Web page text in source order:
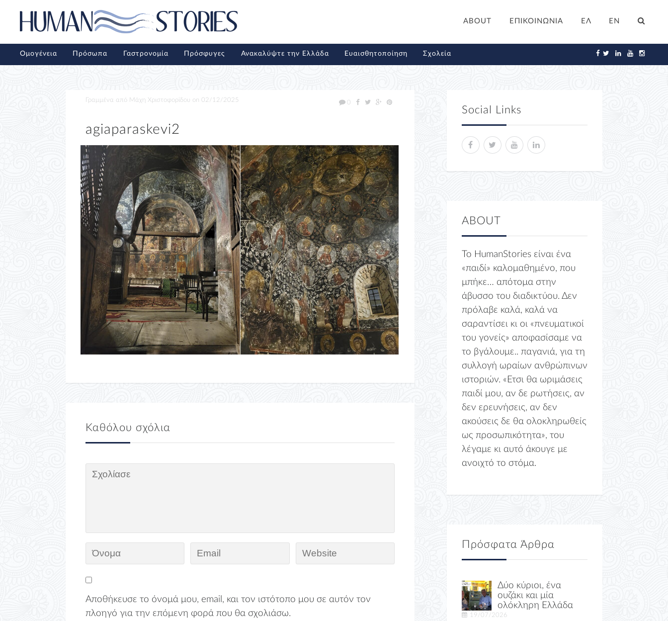
ABOUT ΕΠΙΚΟΙΝΩΝΙΑ ΕΛ EN
Ομογένεια Πρόσωπα Γαστρονομία Πρόσφυγες Ανακαλύψτε την Ελλάδα Ευαισθητοποίηση Σχολεία
Γραμμένα από Μάχη Χριστοφορίδου on 02/12/2025 0
agiaparaskevi2
Καθόλου σχόλια
Αποθήκευσε το όνομά μου, email, και τον ιστότοπο μου σε αυτόν τον
πλοηγό για την επόμενη φορά που θα σχολιάσω.
Social Links
ABOUT
Το HumanStories είναι ένα
«παιδί» καλομαθημένο, που
μπήκε… απότομα στην
άβυσσο του διαδικτύου. Δεν
πρόλαβε καλά, καλά να
σαραντίσει κι οι «πνευματικοί
του γονείς» αποφασίσαμε να
το βγάλουμε.. παγανιά, για τη
συλλογή ωραίων ανθρώπινων
ιστοριών. «Ετσι θα ωριμάσεις
παιδί μου, αν δε ρωτήσεις, αν
δεν ερευνήσεις, αν δεν
ακούσεις δε θα ολοκληρωθείς
ως προσωπικότητα», του
λέγαμε κι αυτό άκουγε με
ανοιχτό το στόμα.
Πρόσφατα Άρθρα
Δύο κύριοι, ένα
ουζάκι και μία
ολόκληρη Ελλάδα
19/07/2026